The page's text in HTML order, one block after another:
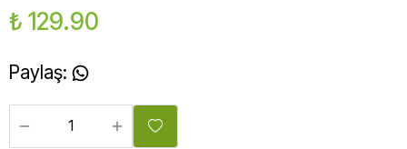
₺ 129.90
Paylaş: